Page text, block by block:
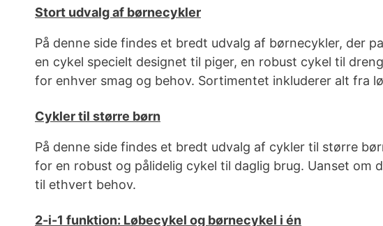
Stort udvalg af børnecykler
På denne side findes et bredt udvalg af børnecykler, der
en cykel specielt designet til piger, en robust cykel til
for enhver smag og behov. Sortimentet inkluderer alt fra
Cykler til større børn
På denne side findes et bredt udvalg af cykler til større
for en robust og pålidelig cykel til daglig brug. Uanset om
til ethvert behov.
2-i-1 funktion: Løbecykel og børnecykel i én